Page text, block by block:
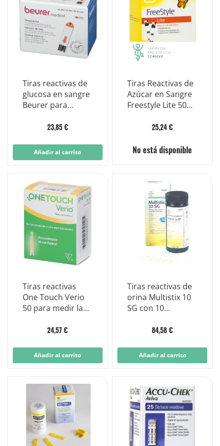
Tiras reactivas de
glucosa en sangre
Beurer para
GL44/GL50
23,85 €
Añadir al carrito
Tiras Reactivas de
Azúcar en Sangre
Freestyle Lite 50
25,24 €
No está disponible
Tiras reactivas
One Touch Verio
50 para medir la
24,57 €
Añadir al carrito
Tiras reactivas de
orina Multistix 10
SG con 10
84,58 €
Añadir al carrito